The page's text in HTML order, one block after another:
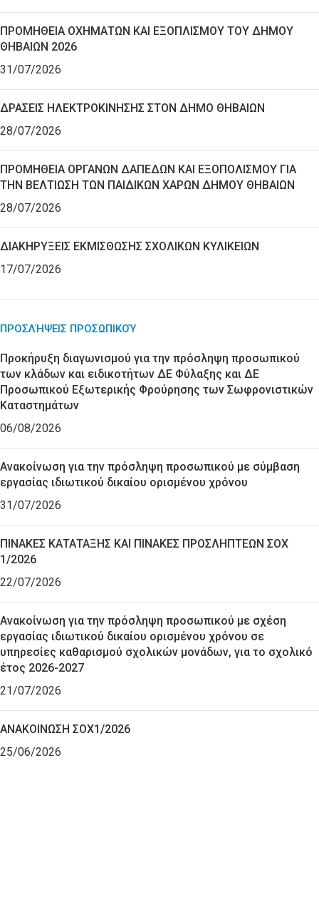
ΠΡΟΜΗΘΕΙΑ ΟΧΗΜΑΤΩΝ ΚΑΙ ΕΞΟΠΛΙΣΜΟΥ ΤΟΥ ΔΗΜΟΥ
ΘΗΒΑΙΩΝ 2026
31/07/2026
ΔΡΑΣΕΙΣ ΗΛΕΚΤΡΟΚΙΝΗΣΗΣ ΣΤΟΝ ΔΗΜΟ ΘΗΒΑΙΩΝ
28/07/2026
ΠΡΟΜΗΘΕΙΑ ΟΡΓΑΝΩΝ ΔΑΠΕΔΩΝ ΚΑΙ ΕΞΟΠΟΛΙΣΜΟΥ ΓΙΑ
ΤΗΝ ΒΕΛΤΙΩΣΗ ΤΩΝ ΠΑΙΔΙΚΩΝ ΧΑΡΩΝ ΔΗΜΟΥ ΘΗΒΑΙΩΝ
28/07/2026
ΔΙΑΚΗΡΥΞΕΙΣ ΕΚΜΙΣΘΩΣΗΣ ΣΧΟΛΙΚΩΝ ΚΥΛΙΚΕΙΩΝ
17/07/2026
ΠΡΟΣΛΉΨΕΙΣ ΠΡΟΣΩΠΙΚΟΎ
Προκήρυξη διαγωνισμού για την πρόσληψη προσωπικού
των κλάδων και ειδικοτήτων ΔΕ Φύλαξης και ΔΕ
Προσωπικού Εξωτερικής Φρούρησης των Σωφρονιστικών
Καταστημάτων
06/08/2026
Ανακοίνωση για την πρόσληψη προσωπικού με σύμβαση
εργασίας ιδιωτικού δικαίου ορισμένου χρόνου
31/07/2026
ΠΙΝΑΚΕΣ ΚΑΤΑΤΑΞΗΣ ΚΑΙ ΠΙΝΑΚΕΣ ΠΡΟΣΛΗΠΤΕΩΝ ΣΟΧ
1/2026
22/07/2026
Ανακοίνωση για την πρόσληψη προσωπικού με σχέση
εργασίας ιδιωτικού δικαίου ορισμένου χρόνου σε
υπηρεσίες καθαρισμού σχολικών μονάδων, για το σχολικό
έτος 2026-2027
21/07/2026
ΑΝΑΚΟΙΝΩΣΗ ΣΟΧ1/2026
25/06/2026